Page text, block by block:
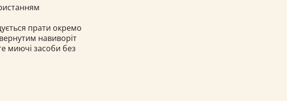
прати окремо
навиворіт
миючі засоби без